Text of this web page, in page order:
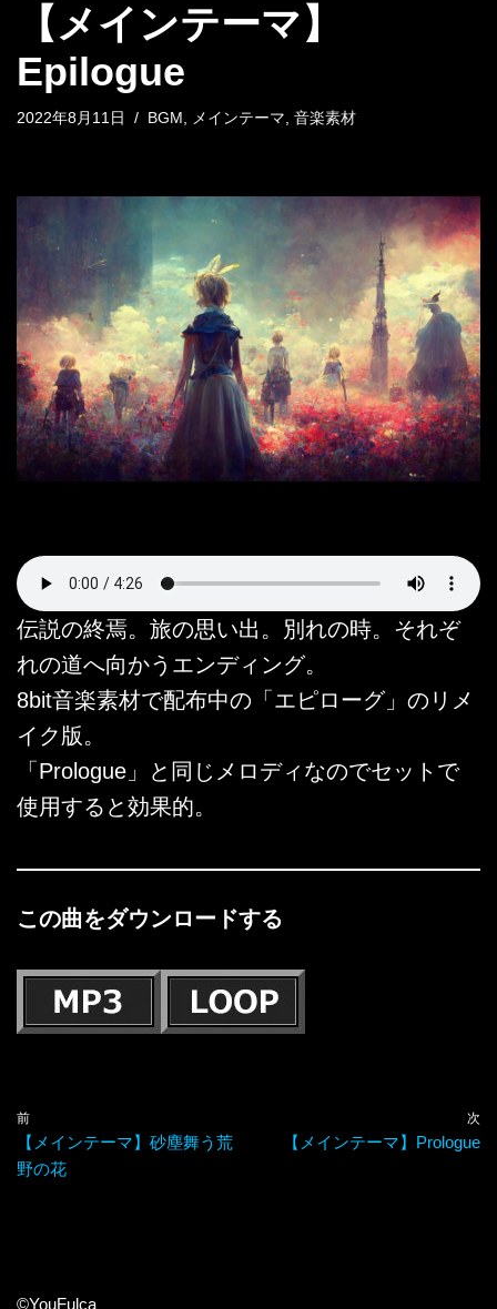
【メインテーマ】
Epilogue
2022年8月11日 BGM , メインテーマ, 音楽素材
伝説の終焉。旅の思い出。別れの時。それぞ
れの道へ向かうエンディング。
8bit音楽素材で配布中の「エピローグ」のリメ
イク版。
「Prologue」と同じメロディなのでセットで
使用すると効果的。
この曲をダウンロードする
前
【メインテーマ】砂塵舞う荒
野の花
次
【メインテーマ】Prologue
©YouFulca